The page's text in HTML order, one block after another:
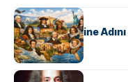
KÜLTÜR
ABD Eyaletlerine
KÜLTÜR